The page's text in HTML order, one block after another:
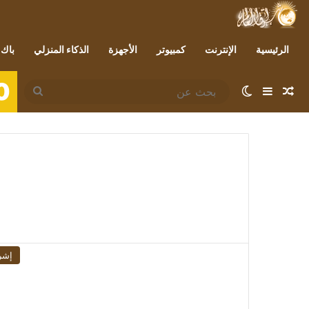
الرئيسية الإنترنت كمبيوتر الأجهزة الذكاء المنزلي
مقال عشوائي
إضافة عمود جانبي
الوضع المظلم
بحث
عن